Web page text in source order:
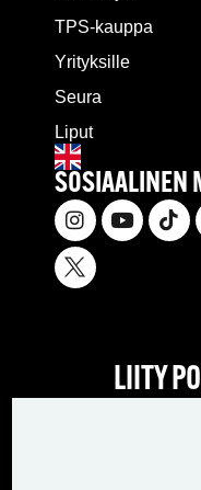
TPS-kauppa
Yrityksille
Seura
Liput
SOSIAALINEN
LIITY